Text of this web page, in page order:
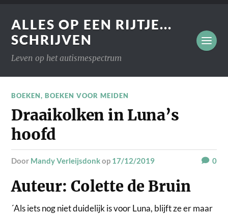
ALLES OP EEN RIJTJE...
SCHRIJVEN
Leven op het autismespectrum
BOEKEN,BOEKEN VOOR MEIDEN
Draaikolken in Luna’s
hoofd
door Mandy Verleijsdonkop 17/12/2019 0
Auteur: Colette de Bruin
´Als iets nog niet duidelijk is voor Luna, blijft ze er maar